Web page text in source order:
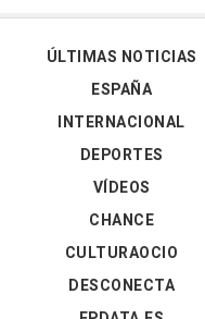
ÚLTIMAS NOTICIAS
ESPAÑA
INTERNACIONAL
DEPORTES
VÍDEOS
CHANCE
CULTURAOCIO
DESCONECTA